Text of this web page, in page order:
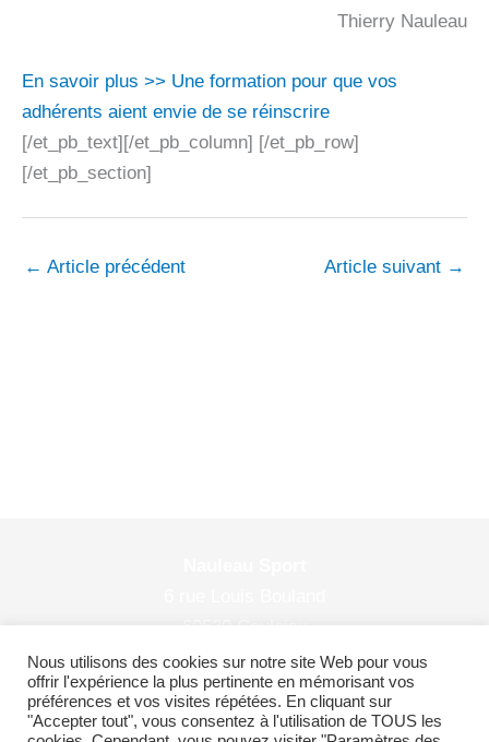
Thierry Nauleau
En savoir plus >> Une formation pour que vos
adhérents aient envie de se réinscrire
[/et_pb_text][/et_pb_column] [/et_pb_row]
[/et_pb_section]
← Article précédent Article suivant →
© 2026 Nauleau Sport
Nous utilisons des cookies sur notre site Web pour vous
offrir l'expérience la plus pertinente en mémorisant vos
préférences et vos visites répétées. En cliquant sur
"Accepter tout", vous consentez à l'utilisation de TOUS les